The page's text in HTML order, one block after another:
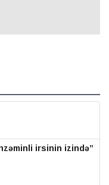
irsinin izində”